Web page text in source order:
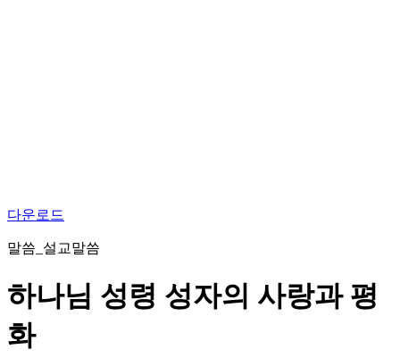
다운로드
말씀_설교말씀
하나님 성령 성자의 사랑과 평
화